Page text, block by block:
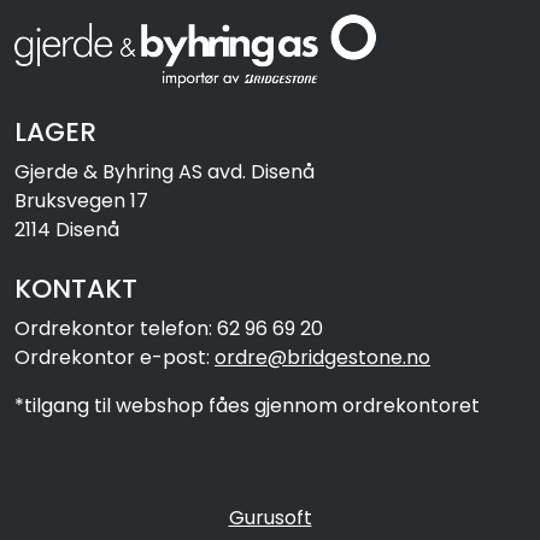
LAGER
Gjerde & Byhring AS avd. Disenå
Bruksvegen 17
2114 Disenå
KONTAKT
Ordrekontor telefon: 62 96 69 20
Ordrekontor e-post: ordre@bridgestone.no
*tilgang til webshop fåes gjennom ordrekontoret
Gurusoft